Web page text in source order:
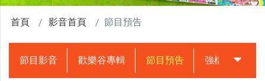
首頁 影音首頁 節目預告
節目影音 歡樂谷專輯 節目預告 強檔動畫預告